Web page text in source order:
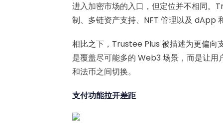
进入加密市场的入口，但定位并不相同
制、多链资产支持、NFT 管理以及 dApp
相比之下，Trustee Plus 被描述为更偏向
是覆盖尽可能多的 Web3 场景，而是让
和法币之间切换。
支付功能拉开差距